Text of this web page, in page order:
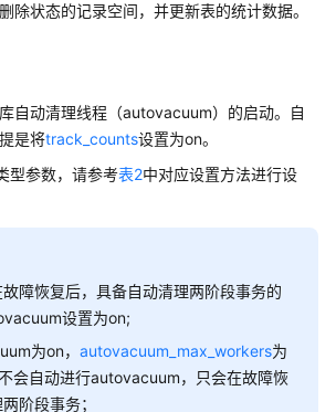
除状态的记录空间，并更新表的统计数据。
自动清理线程（autovacuum）的启动。自
是将track_counts设置为on。
型参数，请参考表2中对应设置方法进行设
障恢复后，具备自动清理两阶段事务的
设置为on;
为on， autovacuum_max_workers为
会自动进行autovacuum，只会在故障恢
阶段事务；